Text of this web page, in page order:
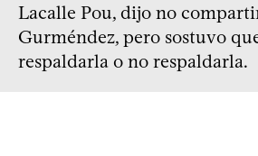
Lacalle Pou, dijo no
Gurméndez, pero sostuvo
respaldarla o no respaldarla.